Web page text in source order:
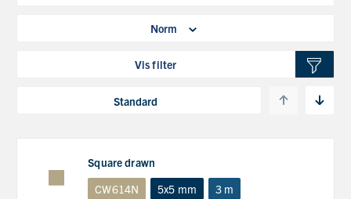
Norm
Vis filter
Square drawn
CW614N
5x5 mm 3 m